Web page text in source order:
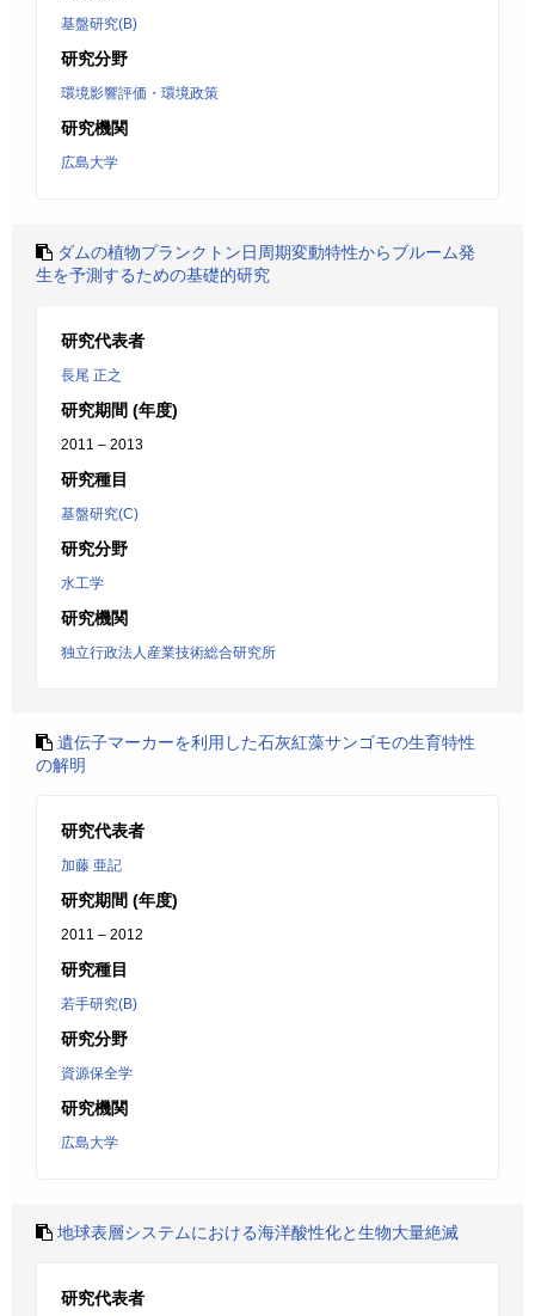
基盤研究(B)
研究分野
環境影響評価・環境政策
研究機関
広島大学
ダムの植物プランクトン日周期変動特性からブルーム発
生を予測するための基礎的研究
研究代表者
長尾 正之
研究期間 (年度)
2011 – 2013
研究種目
基盤研究(C)
研究分野
水工学
研究機関
独立行政法人産業技術総合研究所
遺伝子マーカーを利用した石灰紅藻サンゴモの生育特性
の解明
研究代表者
加藤 亜記
研究期間 (年度)
2011 – 2012
研究種目
若手研究(B)
研究分野
資源保全学
研究機関
広島大学
地球表層システムにおける海洋酸性化と生物大量絶滅
研究代表者